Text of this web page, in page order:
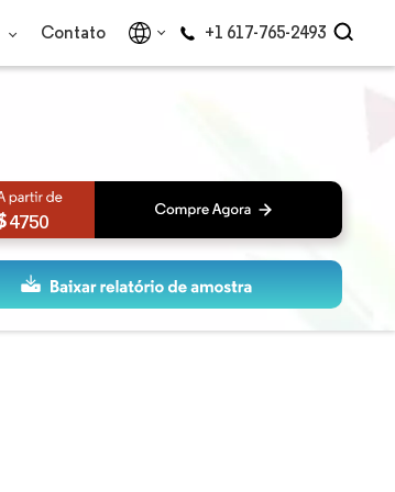
Contato +1 617-765-2493
4750